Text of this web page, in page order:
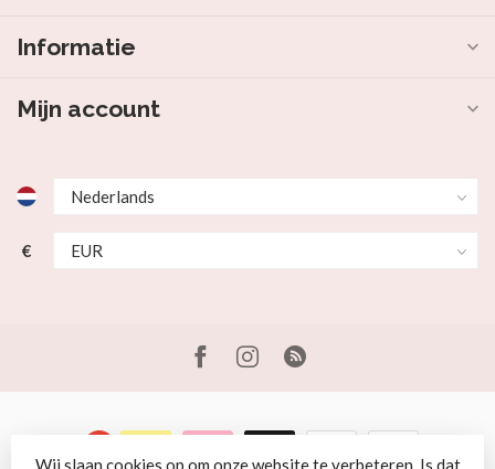
Informatie
Mijn account
€
Wij slaan cookies op om onze website te verbeteren. Is dat